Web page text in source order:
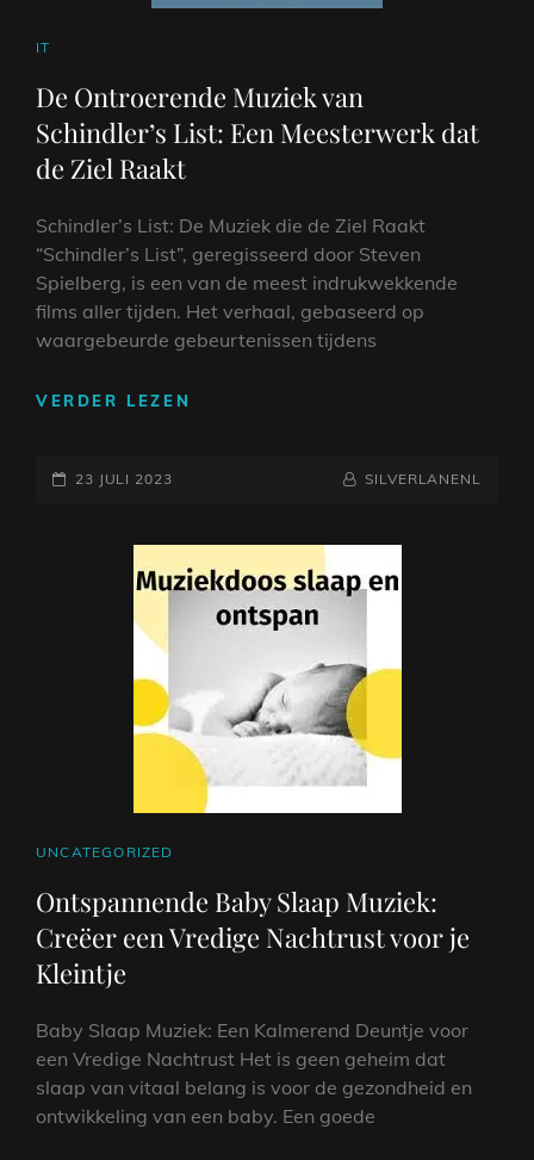
CAT
IT
De Ontroerende Muziek van
Schindler’s List: Een Meesterwerk dat
de Ziel Raakt
Schindler’s List: De Muziek die de Ziel Raakt
“Schindler’s List”, geregisseerd door Steven
Spielberg, is een van de meest indrukwekkende
films aller tijden. Het verhaal, gebaseerd op
waargebeurde gebeurtenissen tijdens
VERDER LEZEN
MEESTERWERK
DAT
RAAKT
GEPLAATST
23 JULI 2023 NAAMREGEL
BYLINE
SILVERLANENL
CAT
UNCATEGORIZED
Ontspannende Baby Slaap Muziek:
Creëer een Vredige Nachtrust voor je
Kleintje
Baby Slaap Muziek: Een Kalmerend Deuntje voor
een Vredige Nachtrust Het is geen geheim dat
slaap van vitaal belang is voor de gezondheid en
ontwikkeling van een baby. Een goede